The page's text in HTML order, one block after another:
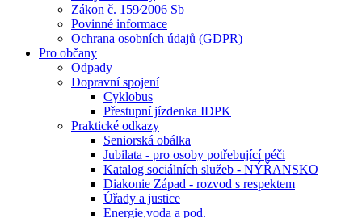
Zákon č. 159⁄2006 Sb
Povinné informace
Ochrana osobních údajů (GDPR)
Pro občany
Odpady
Dopravní spojení
Cyklobus
Přestupní jízdenka IDPK
Praktické odkazy
Seniorská obálka
Jubilata - pro osoby potřebující péči
Katalog sociálních služeb - NÝŘANSKO
Diakonie Západ - rozvod s respektem
Úřady a justice
Energie,voda a pod.